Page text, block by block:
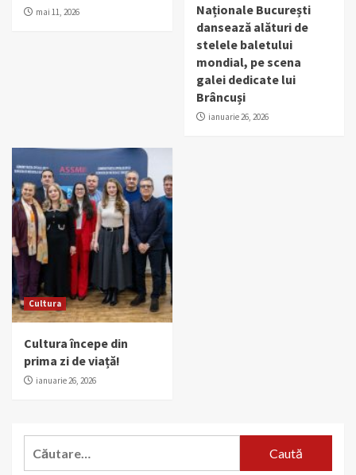
mai 11, 2026
Naționale București
dansează alături de
stelele baletului
mondial, pe scena
galei dedicate lui
Brâncuși
ianuarie 26, 2026
Cultura
Cultura începe din
prima zi de viață!
ianuarie 26, 2026